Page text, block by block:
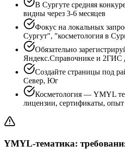
В Сургуте средняя
видны через 3-6 месяцев
Фокус на локальных
Сургут", "косметология в
Обязательно
Яндекс.Справочнике и 2ГИС
Создайте страницы под
Север, Юг
Косметология — YMYL
лицензии, сертификаты, опыт
YMYL-тематика: